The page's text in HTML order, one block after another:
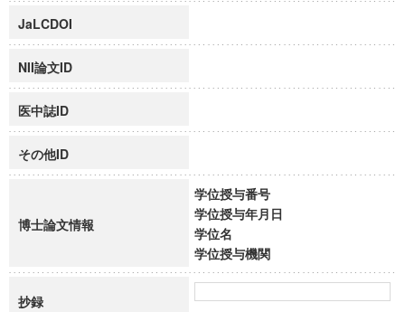
JaLCDOI
NII論文ID
医中誌ID
その他ID
博士論文情報
学位授与番号
学位授与年月日
学位名
学位授与機関
抄録